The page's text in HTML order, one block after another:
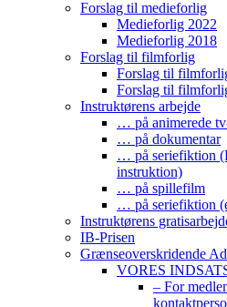
Forslag til medieforlig
Medieforlig 2022
Medieforlig 2018
Forslag til filmforlig
Forslag til
Forslag til
Instruktørens arbejde
… på animerede
… på dokumentar
… på seriefiktion
instruktion)
… på spillefilm
… på seriefiktion
Instruktørens
IB-Prisen
Grænseoverskridende
VORES
– For